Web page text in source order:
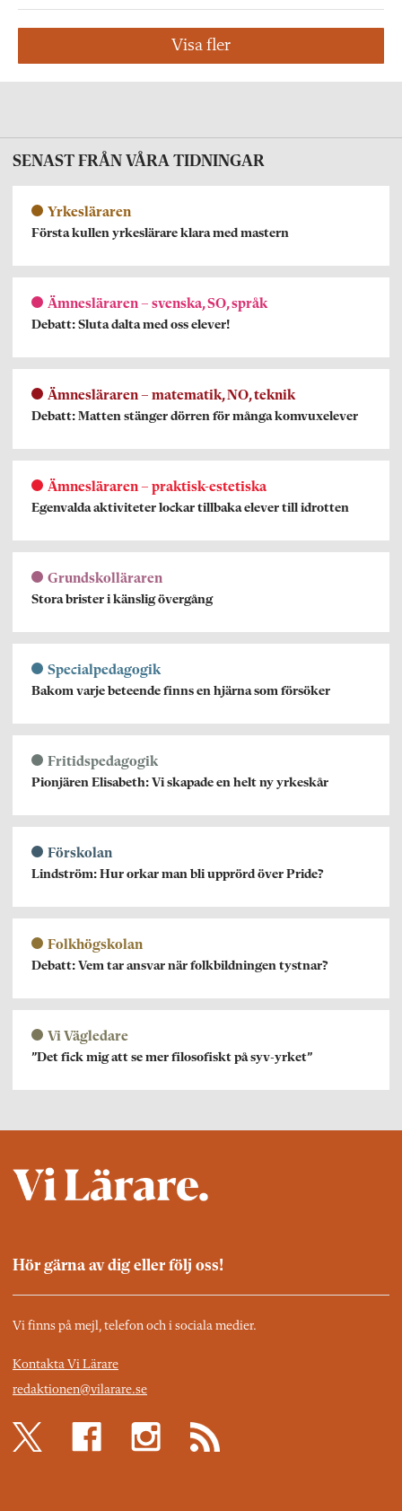
Visa fler
SENAST FRÅN VÅRA TIDNINGAR
Yrkesläraren
Första kullen yrkeslärare klara med mastern
Ämnesläraren – svenska, SO, språk
Debatt: Sluta dalta med oss elever!
Ämnesläraren – matematik, NO, teknik
Debatt: Matten stänger dörren för många komvuxelever
Ämnesläraren – praktisk-estetiska
Egenvalda aktiviteter lockar tillbaka elever till idrotten
Grundskolläraren
Stora brister i känslig övergång
Specialpedagogik
Bakom varje beteende finns en hjärna som försöker
Fritidspedagogik
Pionjären Elisabeth: Vi skapade en helt ny yrkeskår
Förskolan
Lindström: Hur orkar man bli upprörd över Pride?
Folkhögskolan
Debatt: Vem tar ansvar när folkbildningen tystnar?
Vi Vägledare
”Det fick mig att se mer filosofiskt på syv-yrket”
Hör gärna av dig eller följ oss!
Vi finns på mejl, telefon och i sociala medier.
Kontakta Vi Lärare
redaktionen@vilarare.se